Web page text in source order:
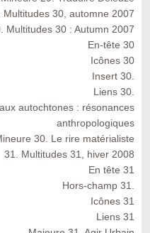
Multitudes 30, automne 2007
Multitudes 30 : Autumn 2007
En-tête 30
Icônes 30
Insert 30.
Liens 30.
autochtones : résonances
anthropologiques
30. Le rire matérialiste
31. Multitudes 31, hiver 2008
En tête 31
Hors-champ 31.
Icônes 31
Liens 31